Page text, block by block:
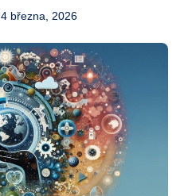
4 března, 2026